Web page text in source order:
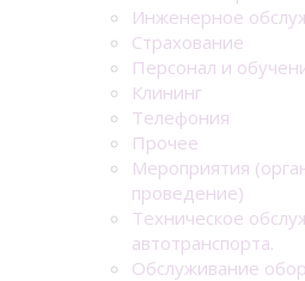
Инженерное
Страхование
Персонал и
Клининг
Телефония
Прочее
Мероприятия
проведение)
Техническое
автотранспорта.
Обслуживание